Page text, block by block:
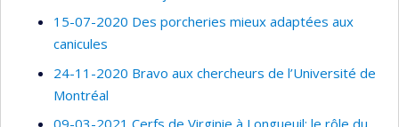
15-07-2020 Des porcheries mieux adaptées aux
canicules
24-11-2020 Bravo aux chercheurs de l’Université de
Montréal